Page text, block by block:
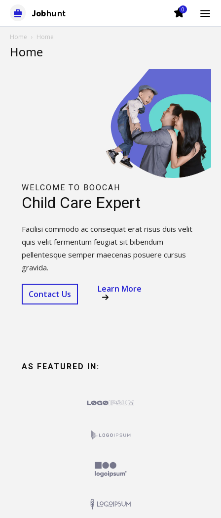
Jobhunt 0
Home Home
Home
WELCOME TO BOOCAH
Child Care Expert
Facilisi commodo ac consequat erat risus duis velit
quis velit fermentum feugiat sit bibendum
pellentesque semper maecenas posuere cursus
gravida.
Contact Us Learn More
AS FEATURED IN:​